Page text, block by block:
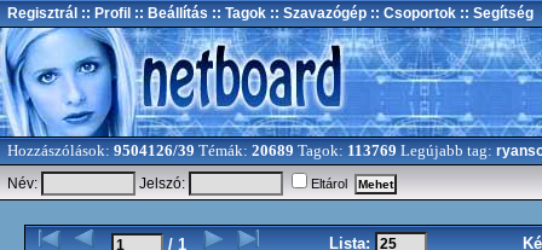
Regisztrál :: Profil :: Beállítás :: Tagok :: Szavazógép :: Csoportok :: Segítség
Hozzászólások: 9504126/39 Témák: 20689 Tagok: 113769 Legújabb tag:
Név:
Jelszó: Eltárol
/ 1 Lista: